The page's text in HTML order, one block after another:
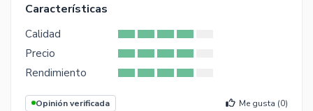
Características
Calidad
Precio
Rendimiento
Opinión verificada Me gusta (0)